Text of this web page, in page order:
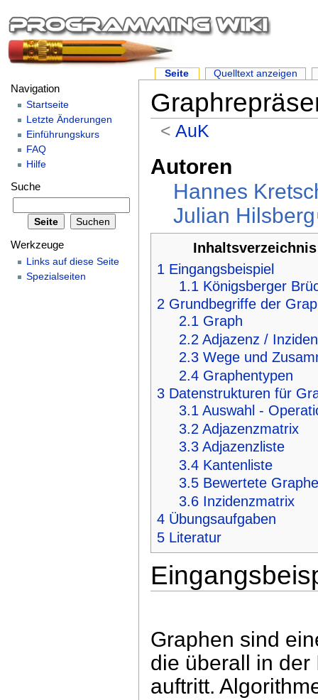
< AuK
Autoren
Hannes
Julian Hilsberg
Inhaltsverzeichnis
1 Eingangsbeispiel
1.1 Königsberger
2 Grundbegriffe der
2.1 Graph
2.2 Adjazenz /
2.3 Wege und
2.4 Graphentypen
3 Datenstrukturen für
3.1 Auswahl -
3.2 Adjazenzmatrix
3.3 Adjazenzliste
3.4 Kantenliste
3.5 Bewertete
3.6 Inzidenzmatrix
4 Übungsaufgaben
5 Literatur
Graphen sind
die überall in der
auftritt.
Seite Quelltext anzeigen
Navigation
Startseite
Letzte Änderungen
Einführungskurs
FAQ
Hilfe
Suche
Werkzeuge
Links auf diese Seite
Spezialseiten